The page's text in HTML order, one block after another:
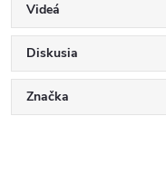
Videá
Diskusia
Značka